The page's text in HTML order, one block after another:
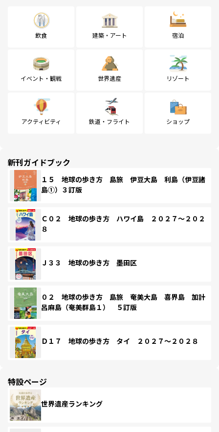
飲食 建築・アート 宿泊
イベント・観戦 世界遺産 リゾート
アクティビティ 鉄道・フライト ショップ
新刊ガイドブック
１５ 地球の歩き方 島旅 伊豆大島 利島（伊豆諸
島①）３訂版
Ｃ０２ 地球の歩き方 ハワイ島 ２０２７～２０２
８
Ｊ３３ 地球の歩き方 墨田区
０２ 地球の歩き方 島旅 奄美大島 喜界島 加計
呂麻島（奄美群島１） ５訂版
Ｄ１７ 地球の歩き方 タイ ２０２７～２０２８
特設ページ
世界遺産ランキング